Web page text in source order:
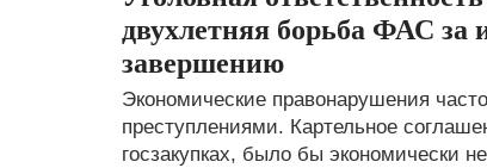
двухлетняя борьба ФАС
завершению
Экономические правонарушения
преступлениями. Картельное
госзакупках, было бы экономически